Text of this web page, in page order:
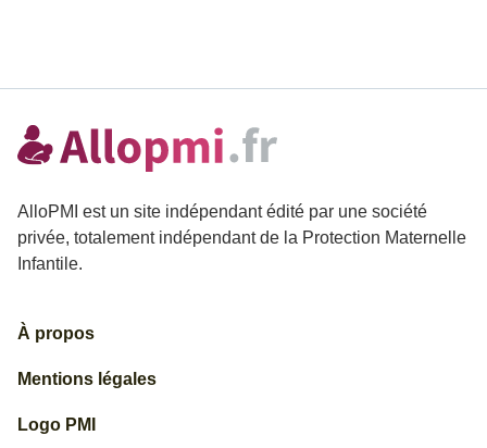
AlloPMI est un site indépendant édité par une société
privée, totalement indépendant de la Protection Maternelle
Infantile.
À propos
Mentions légales
Logo PMI